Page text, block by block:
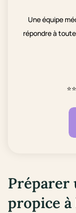
Une équipe
répondre à
Préparer
propice à